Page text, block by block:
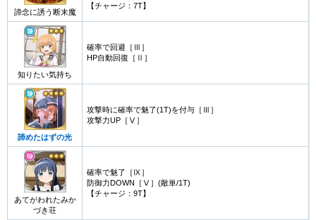
諦念に誘う断末魔
【チャージ：7T】
知りたい気持ち
確率で回避［Ⅲ］
HP自動回復［Ⅱ］
諦めたはずの光
攻撃時に確率で魅了(1T)を付与［Ⅲ］
攻撃力UP［Ⅴ］
あてがわれたみか
づき荘
確率で魅了［Ⅸ］
防御力DOWN［Ⅴ］(敵単/1T)
【チャージ：9T】